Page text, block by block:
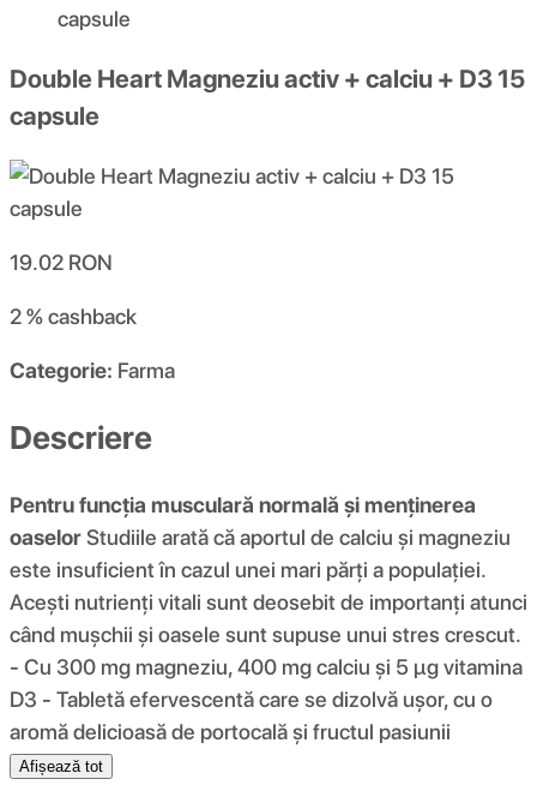
capsule
Double Heart Magneziu activ + calciu + D3 15
capsule
19.02 RON
2 %cashback
Categorie: Farma
Descriere
Pentru funcția musculară normală și menținerea
oaselorStudiile arată că aportul de calciu și magneziu
este insuficient în cazul unei mari părți a populației.
Acești nutrienți vitali sunt deosebit de importanți atunci
când mușchii și oasele sunt supuse unui stres crescut.
- Cu 300 mg magneziu, 400 mg calciu și 5 µg vitamina
D3 - Tabletă efervescentă care se dizolvă ușor, cu o
aromă delicioasă de portocală și fructul pasiunii
Afișează tot